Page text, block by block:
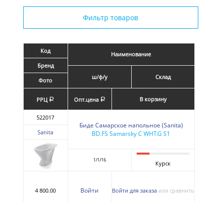
Фильтр товаров
Код
Бренд
Фото
Наименование
ш/ф/у Склад
РРЦ a Опт.цена a В корзину
522017
Sanita
Биде Самарское напольное (Sanita)
BD.FS Samarsky C WHT.G S1
1/1/16 Курск
4 800.00 Войти Войти для заказа или сравнить